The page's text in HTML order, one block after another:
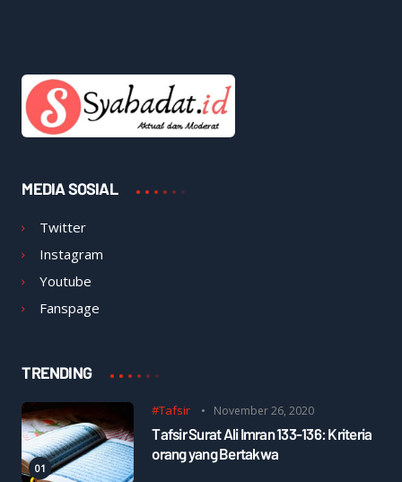
MEDIA SOSIAL
Twitter
Instagram
Youtube
Fanspage
TRENDING
#Tafsir November 26, 2020
Tafsir Surat Ali Imran 133-136: Kriteria
orang yang Bertakwa